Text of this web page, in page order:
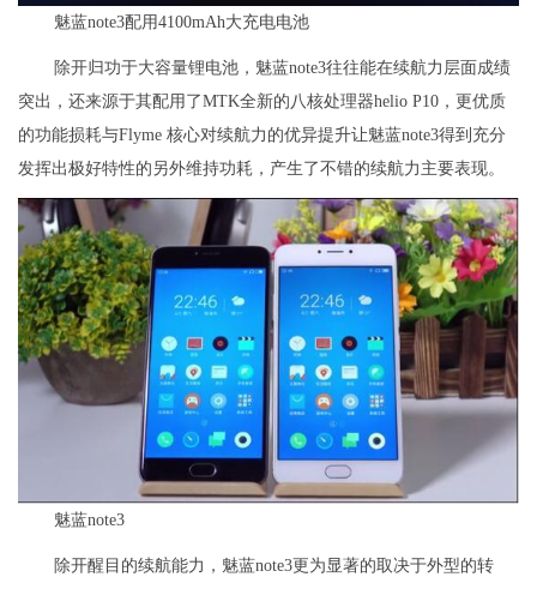
魅蓝note3配用4100mAh大充电电池
除开归功于大容量锂电池，魅蓝note3往往能在续航力层面成绩
突出，还来源于其配用了MTK全新的八核处理器helio P10，更优质
的功能损耗与Flyme 核心对续航力的优异提升让魅蓝note3得到充分
发挥出极好特性的另外维持功耗，产生了不错的续航力主要表现。
魅蓝note3
除开醒目的续航能力，魅蓝note3更为显著的取决于外型的转